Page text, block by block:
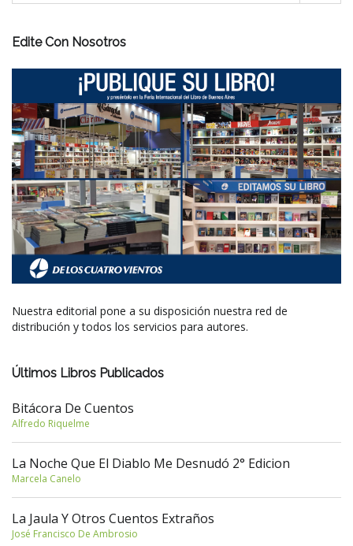
Edite Con Nosotros
Nuestra editorial pone a su disposición nuestra red de
distribución y todos los servicios para autores.
Últimos Libros Publicados
Bitácora De Cuentos
Alfredo Riquelme
La Noche Que El Diablo Me Desnudó 2° Edicion
Marcela Canelo
La Jaula Y Otros Cuentos Extraños
José Francisco De Ambrosio